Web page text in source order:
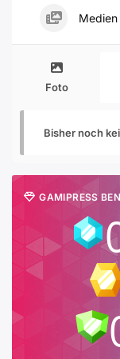
Medien
Foto
Bisher noch
GAMIPRESS